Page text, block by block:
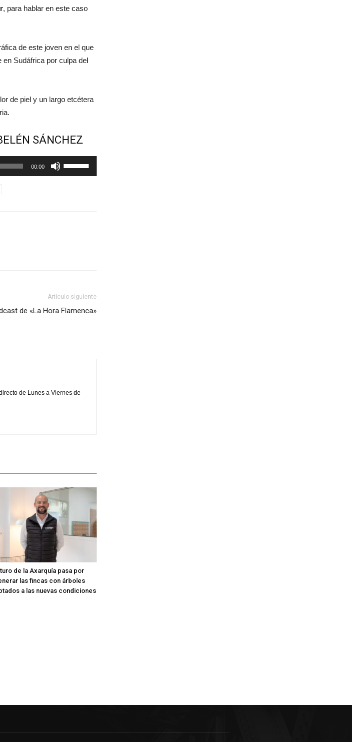
, para hablar en este caso
de este joven en el que
Sudáfrica por culpa del
de piel y un largo etcétera
SÁNCHEZ
00:00
las
el
Artículo siguiente
de «La Hora Flamenca»
de Lunes a Viernes de
de la Axarquía pasa por
las fincas con árboles
a las nuevas condiciones